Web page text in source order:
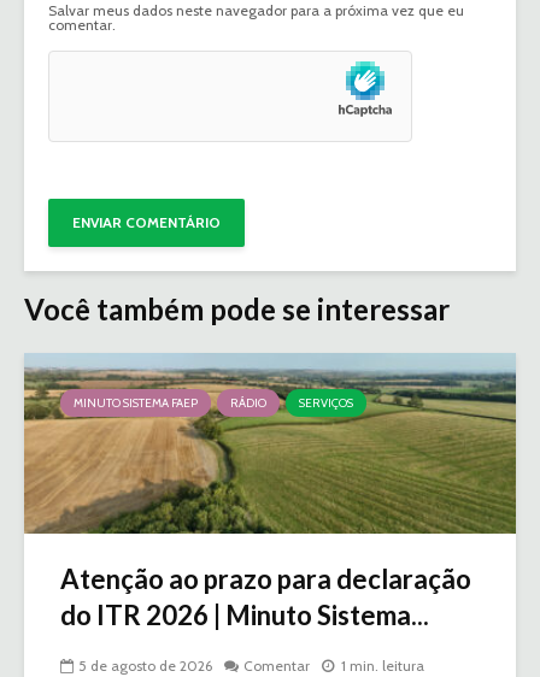
Salvar meus dados neste navegador para a próxima vez que eu
comentar.
Você também pode se interessar
MINUTO SISTEMA FAEP RÁDIO SERVIÇOS
Atenção ao prazo para declaração
do ITR 2026 | Minuto Sistema...
5 de agosto de 2026 Comentar 1 min. leitura